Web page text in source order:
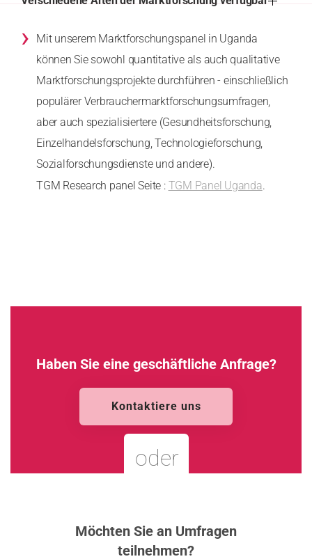
›
Mit unserem Marktforschungspanel in Uganda
können Sie sowohl quantitative als auch qualitative
Marktforschungsprojekte durchführen - einschließlich
populärer Verbrauchermarktforschungsumfragen,
aber auch spezialisiertere (Gesundheitsforschung,
Einzelhandelsforschung, Technologieforschung,
Sozialforschungsdienste und andere).
TGM Research panel Seite : TGM Panel Uganda.
Haben Sie eine geschäftliche Anfrage?
Kontaktiere uns
Möchten Sie an Umfragen
teilnehmen?
oder